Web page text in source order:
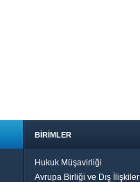
BİRİMLER
Hukuk Müşavirliği
Avrupa Birliği ve Dış